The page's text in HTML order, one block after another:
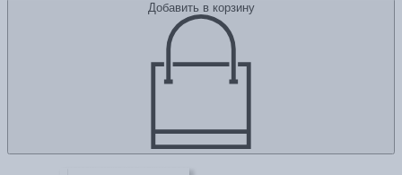
Добавить в корзину